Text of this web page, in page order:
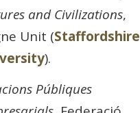
and Civilizations,
Unit (Staffordshire
).
Públiques